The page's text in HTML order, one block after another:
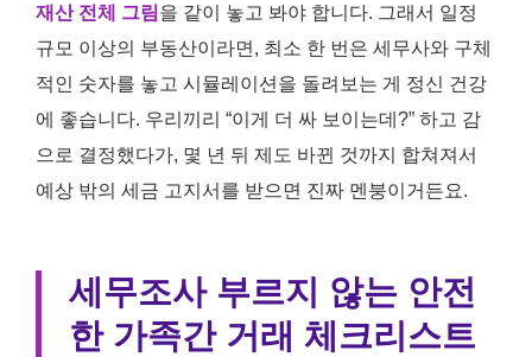
재산 전체 그림을 같이 놓고 봐야 합니다. 그래서 일정
규모 이상의 부동산이라면, 최소 한 번은 세무사와 구체
적인 숫자를 놓고 시뮬레이션을 돌려보는 게 정신 건강
에 좋습니다. 우리끼리 “이게 더 싸 보이는데?” 하고 감
으로 결정했다가, 몇 년 뒤 제도 바뀐 것까지 합쳐져서
예상 밖의 세금 고지서를 받으면 진짜 멘붕이거든요.
세무조사 부르지 않는 안전
한 가족간 거래 체크리스트